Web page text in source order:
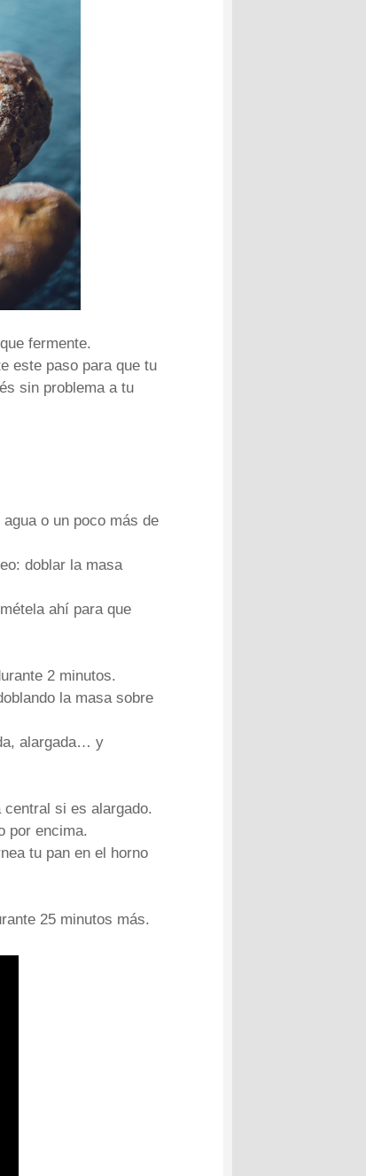
fermente.
este paso para que tu
sin problema a tu
o un poco más de
doblar la masa
ahí para que
2 minutos.
la masa sobre
alargada… y
si es alargado.
por encima.
tu pan en el horno
25 minutos más.